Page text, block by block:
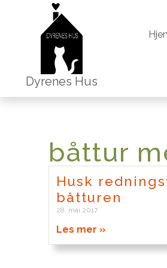
Dyrenes Hus
båttur
Husk
båtturen
28. mai 2017
Les mer »